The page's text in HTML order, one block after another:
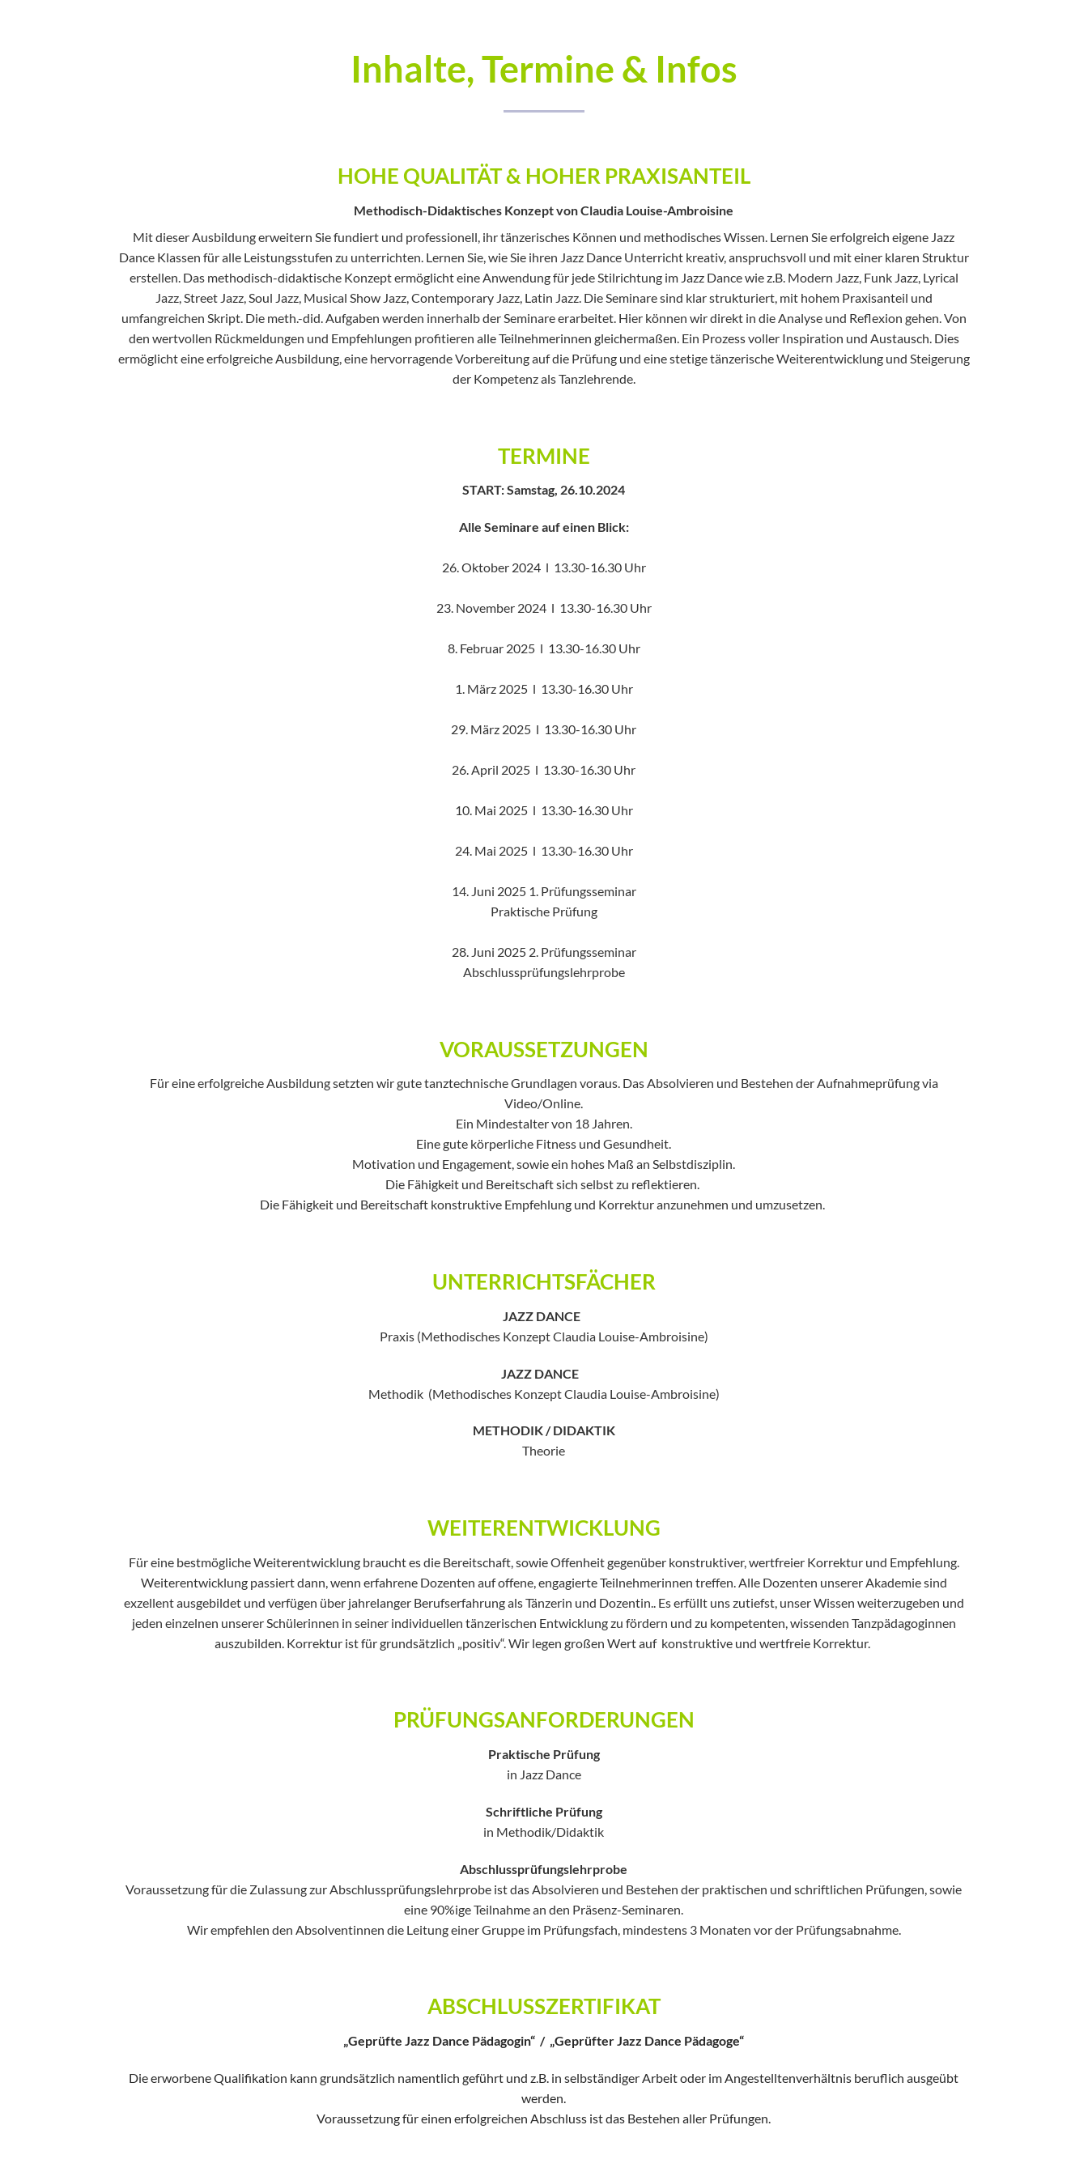
Inhalte, Termine & Infos
HOHE QUALITÄT & HOHER PRAXISANTEIL
Methodisch-Didaktisches Konzept von Claudia Louise-Ambroisine
Mit dieser Ausbildung erweitern Sie fundiert und professionell, ihr tänzerisches Können und methodisches Wissen. Lernen Sie erfolgreich eigene Jazz
Dance Klassen für alle Leistungsstufen zu unterrichten. Lernen Sie, wie Sie ihren Jazz Dance Unterricht kreativ, anspruchsvoll und mit einer klaren Struktur
erstellen. Das methodisch-didaktische Konzept ermöglicht eine Anwendung für jede Stilrichtung im Jazz Dance wie z.B. Modern Jazz, Funk Jazz, Lyrical
Jazz, Street Jazz, Soul Jazz, Musical Show Jazz, Contemporary Jazz, Latin Jazz. Die Seminare sind klar strukturiert, mit hohem Praxisanteil und
umfangreichen Skript. Die meth.-did. Aufgaben werden innerhalb der Seminare erarbeitet. Hier können wir direkt in die Analyse und Reflexion gehen. Von
den wertvollen Rückmeldungen und Empfehlungen profitieren alle Teilnehmerinnen gleichermaßen. Ein Prozess voller Inspiration und Austausch. Dies
ermöglicht eine erfolgreiche Ausbildung, eine hervorragende Vorbereitung auf die Prüfung und eine stetige tänzerische Weiterentwicklung und Steigerung
der Kompetenz als Tanzlehrende.
TERMINE
START: Samstag, 26.10.2024
Alle Seminare auf einen Blick:
26. Oktober 2024 l 13.30-16.30 Uhr
23. November 2024 l 13.30-16.30 Uhr
8. Februar 2025 l 13.30-16.30 Uhr
1. März 2025 l 13.30-16.30 Uhr
29. März 2025 l 13.30-16.30 Uhr
26. April 2025 l 13.30-16.30 Uhr
10. Mai 2025 l 13.30-16.30 Uhr
24. Mai 2025 l 13.30-16.30 Uhr
14. Juni 2025 1. Prüfungsseminar
Praktische Prüfung
28. Juni 2025 2. Prüfungsseminar
Abschlussprüfungslehrprobe
VORAUSSETZUNGEN
Für eine erfolgreiche Ausbildung setzten wir gute tanztechnische Grundlagen voraus. Das Absolvieren und Bestehen der Aufnahmeprüfung via
Video/Online.
Ein Mindestalter von 18 Jahren.
Eine gute körperliche Fitness und Gesundheit.
Motivation und Engagement, sowie ein hohes Maß an Selbstdisziplin.
Die Fähigkeit und Bereitschaft sich selbst zu reflektieren.
Die Fähigkeit und Bereitschaft konstruktive Empfehlung und Korrektur anzunehmen und umzusetzen.
UNTERRICHTSFÄCHER
JAZZ DANCE
Praxis (Methodisches Konzept Claudia Louise-Ambroisine)
JAZZ DANCE
Methodik (Methodisches Konzept Claudia Louise-Ambroisine)
METHODIK / DIDAKTIK
Theorie
WEITERENTWICKLUNG
Für eine bestmögliche Weiterentwicklung braucht es die Bereitschaft, sowie Offenheit gegenüber konstruktiver, wertfreier Korrektur und Empfehlung.
Weiterentwicklung passiert dann, wenn erfahrene Dozenten auf offene, engagierte Teilnehmerinnen treffen. Alle Dozenten unserer Akademie sind
exzellent ausgebildet und verfügen über jahrelanger Berufserfahrung als Tänzerin und Dozentin.. Es erfüllt uns zutiefst, unser Wissen weiterzugeben und
jeden einzelnen unserer Schülerinnen in seiner individuellen tänzerischen Entwicklung zu fördern und zu kompetenten, wissenden Tanzpädagoginnen
auszubilden. Korrektur ist für grundsätzlich „positiv“. Wir legen großen Wert auf konstruktive und wertfreie Korrektur.
PRÜFUNGSANFORDERUNGEN
Praktische Prüfung
in Jazz Dance
Schriftliche Prüfung
in Methodik/Didaktik
Abschlussprüfungslehrprobe
Voraussetzung für die Zulassung zur Abschlussprüfungslehrprobe ist das Absolvieren und Bestehen der praktischen und schriftlichen Prüfungen, sowie
eine 90%ige Teilnahme an den Präsenz-Seminaren.
Wir empfehlen den Absolventinnen die Leitung einer Gruppe im Prüfungsfach, mindestens 3 Monaten vor der Prüfungsabnahme.
ABSCHLUSSZERTIFIKAT
„Geprüfte Jazz Dance Pädagogin“ / „Geprüfter Jazz Dance Pädagoge“
Die erworbene Qualifikation kann grundsätzlich namentlich geführt und z.B. in selbständiger Arbeit oder im Angestelltenverhältnis beruflich ausgeübt
werden.
Voraussetzung für einen erfolgreichen Abschluss ist das Bestehen aller Prüfungen.